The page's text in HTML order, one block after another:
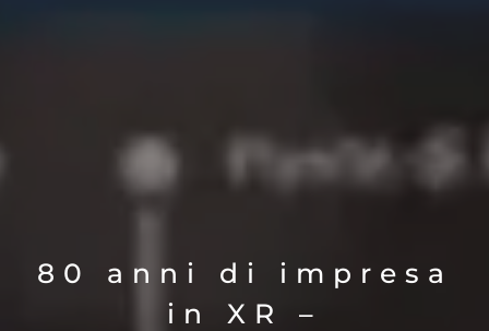
80 anni di impresa
in XR –